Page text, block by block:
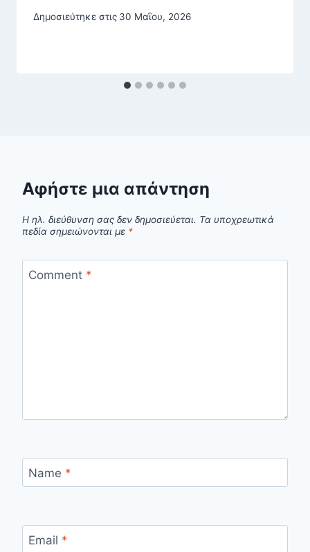
Δημοσιεύτηκε στις 30 Μαΐου, 2026
Αφήστε μια απάντηση
Η ηλ. διεύθυνση σας δεν δημοσιεύεται. Τα υποχρεωτικά
πεδία σημειώνονται με *
Comment *
Name *
Email *